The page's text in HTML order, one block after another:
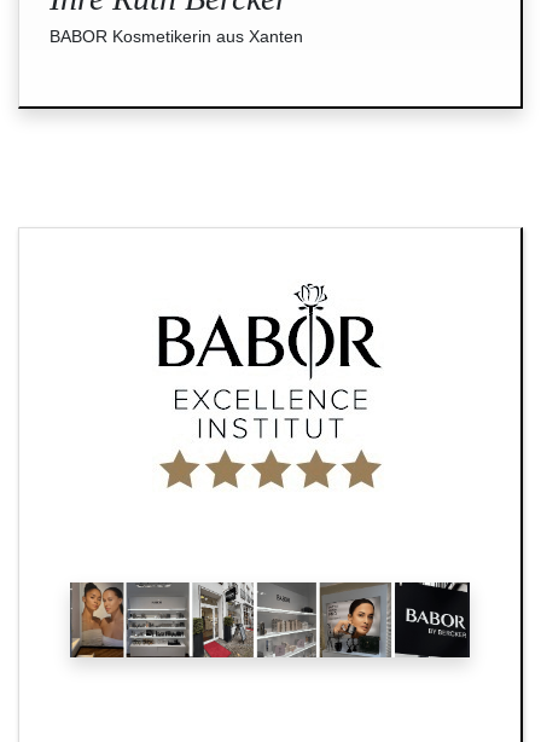
BABOR Kosmetikerin aus Xanten